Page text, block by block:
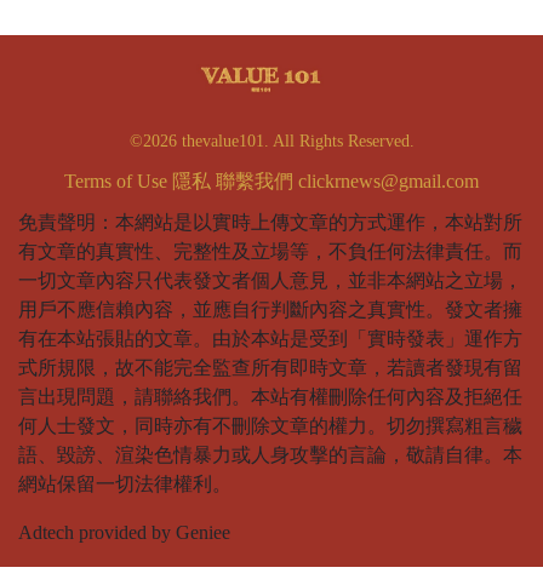
©2026 thevalue101. All Rights Reserved.
Terms of Use 隱私 聯繫我們 clickrnews@gmail.com
免責聲明：本網站是以實時上傳文章的方式運作，本站對所
有文章的真實性、完整性及立場等，不負任何法律責任。而
一切文章內容只代表發文者個人意見，並非本網站之立場，
用戶不應信賴內容，並應自行判斷內容之真實性。發文者擁
有在本站張貼的文章。由於本站是受到「實時發表」運作方
式所規限，故不能完全監查所有即時文章，若讀者發現有留
言出現問題，請聯絡我們。本站有權刪除任何內容及拒絕任
何人士發文，同時亦有不刪除文章的權力。切勿撰寫粗言穢
語、毀謗、渲染色情暴力或人身攻擊的言論，敬請自律。本
網站保留一切法律權利。
Adtech provided by Geniee